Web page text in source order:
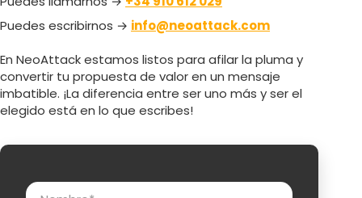
Puedes escribirnos → info@neoattack.com
En NeoAttack estamos listos para afilar la pluma y
convertir tu propuesta de valor en un mensaje
imbatible. ¡La diferencia entre ser uno más y ser el
elegido está en lo que escribes!
Nombre